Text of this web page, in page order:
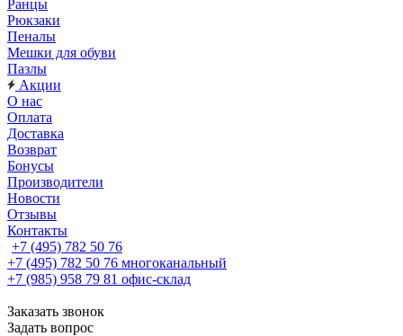
Ранцы
Рюкзаки
Пеналы
Мешки для обуви
Пазлы
Акции
О нас
Оплата
Доставка
Возврат
Бонусы
Производители
Новости
Отзывы
Контакты
+7 (495) 782 50 76
+7 (495) 782 50 76 многоканальный
+7 (985) 958 79 81 офис-склад
Заказать звонок
Задать вопрос